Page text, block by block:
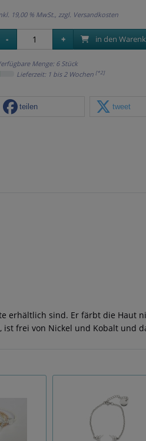
19,00 % MwSt., zzgl. Versandkosten
in den
Menge: 6 Stück
Lieferzeit: 1 bis 2 Wochen [*2]
teilen tweet
erhältlich sind. Er färbt die Haut
frei von Nickel und Kobalt und